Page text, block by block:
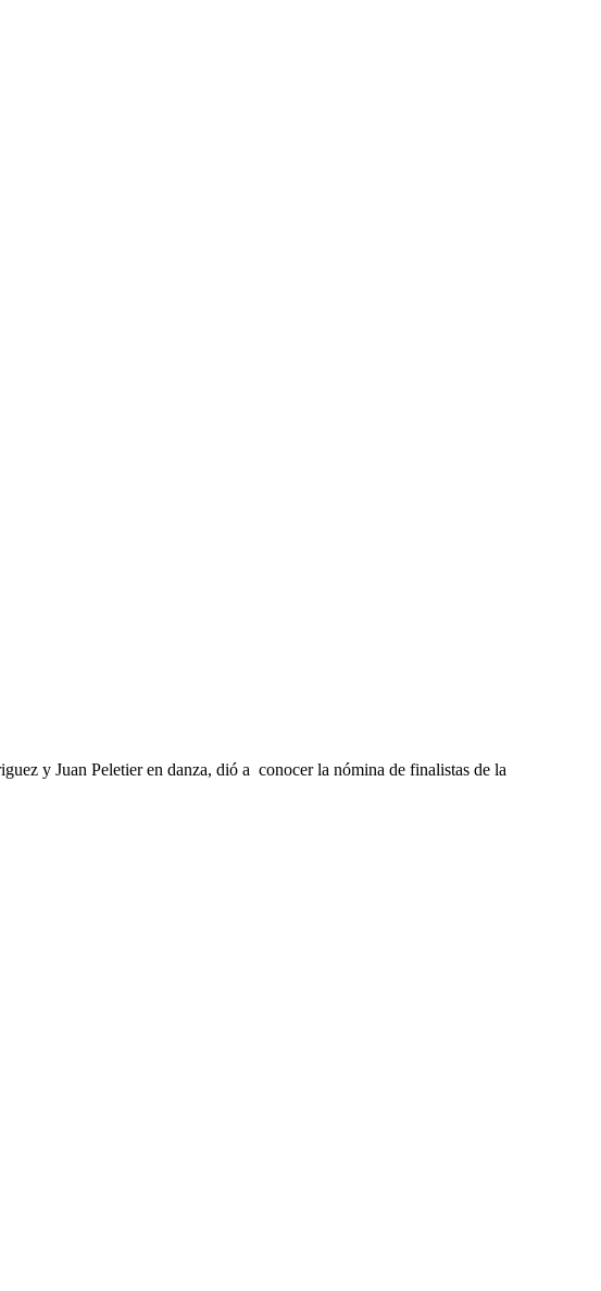
y Juan Peletier en danza, dió a conocer la nómina de finalistas de la